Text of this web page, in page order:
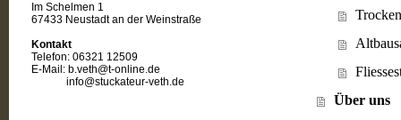
Im Schelmen 1
67433 Neustadt an der Weinstraße
Kontakt
Telefon: 06321 12509
E-Mail: b.veth@t-online.de
info@stuckateur-veth.de
Über uns